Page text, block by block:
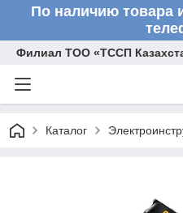
По наличию товара
Филиал ТОО «ТССП
Каталог